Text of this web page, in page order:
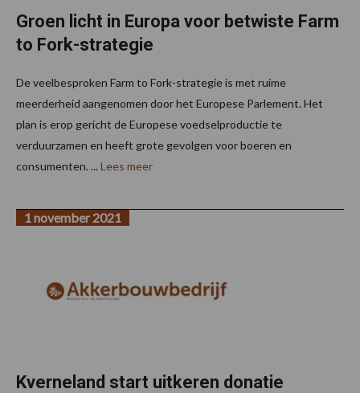
Groen licht in Europa voor betwiste Farm
to Fork-strategie
De veelbesproken Farm to Fork-strategie is met ruime
meerderheid aangenomen door het Europese Parlement. Het
plan is erop gericht de Europese voedselproductie te
verduurzamen en heeft grote gevolgen voor boeren en
consumenten. ... Lees meer
Kverneland start uitkeren donatie
1 november 2021